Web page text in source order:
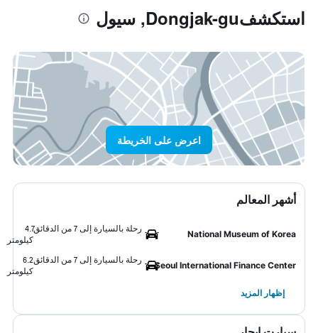
استكشفDongjak-gu, سيول
اعرض على الخريطة
أشهر المعالم
National Museum of Korea
رحلة بالسيارة إلى 7 من الدقائق
4.7
كيلومتر
Seoul International Finance Center
رحلة بالسيارة إلى 7 من الدقائق
6.2
كيلومتر
إظهار المزيد